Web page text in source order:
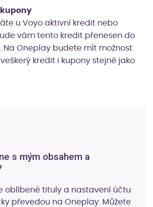
u Voyo aktivní kredit nebo
vám tento kredit přenesen do
Na Oneplay budete mít možnost
kredit i kupony stejně jako
s mým obsahem a
oblíbené tituly a nastavení účtu
převedou na Oneplay. Můžete